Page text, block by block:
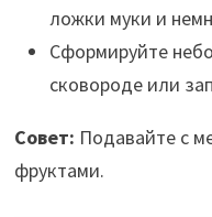
ложки муки и
Сформируйте
сковороде или
Совет: Подавайте с
фруктами.